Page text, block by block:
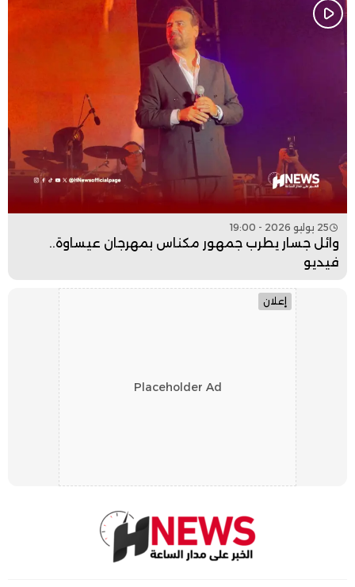
25 يوليو 2026 - 19:00
وائل جسار يطرب جمهور مكناس بمهرجان عيساوة..
فيديو
إعلان
Placeholder Ad